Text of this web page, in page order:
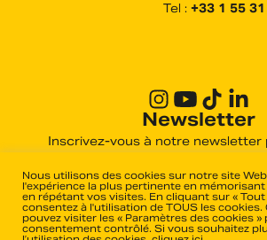
Tel : +33 1 55
Newsletter
Inscrivez-vous à notre newsletter
distribués par Haut et
Nous utilisons des cookies sur notre site
l'expérience la plus pertinente en
en répétant vos visites. En cliquant sur «
consentez à l'utilisation de TOUS les
pouvez visiter les « Paramètres des cookies
consentement contrôlé. Si vous souhaitez